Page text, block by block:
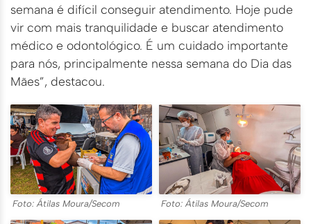
semana é difícil conseguir atendimento. Hoje pude
vir com mais tranquilidade e buscar atendimento
médico e odontológico. É um cuidado importante
para nós, principalmente nessa semana do Dia das
Mães”, destacou.
Foto: Átilas Moura/Secom Foto: Átilas Moura/Secom